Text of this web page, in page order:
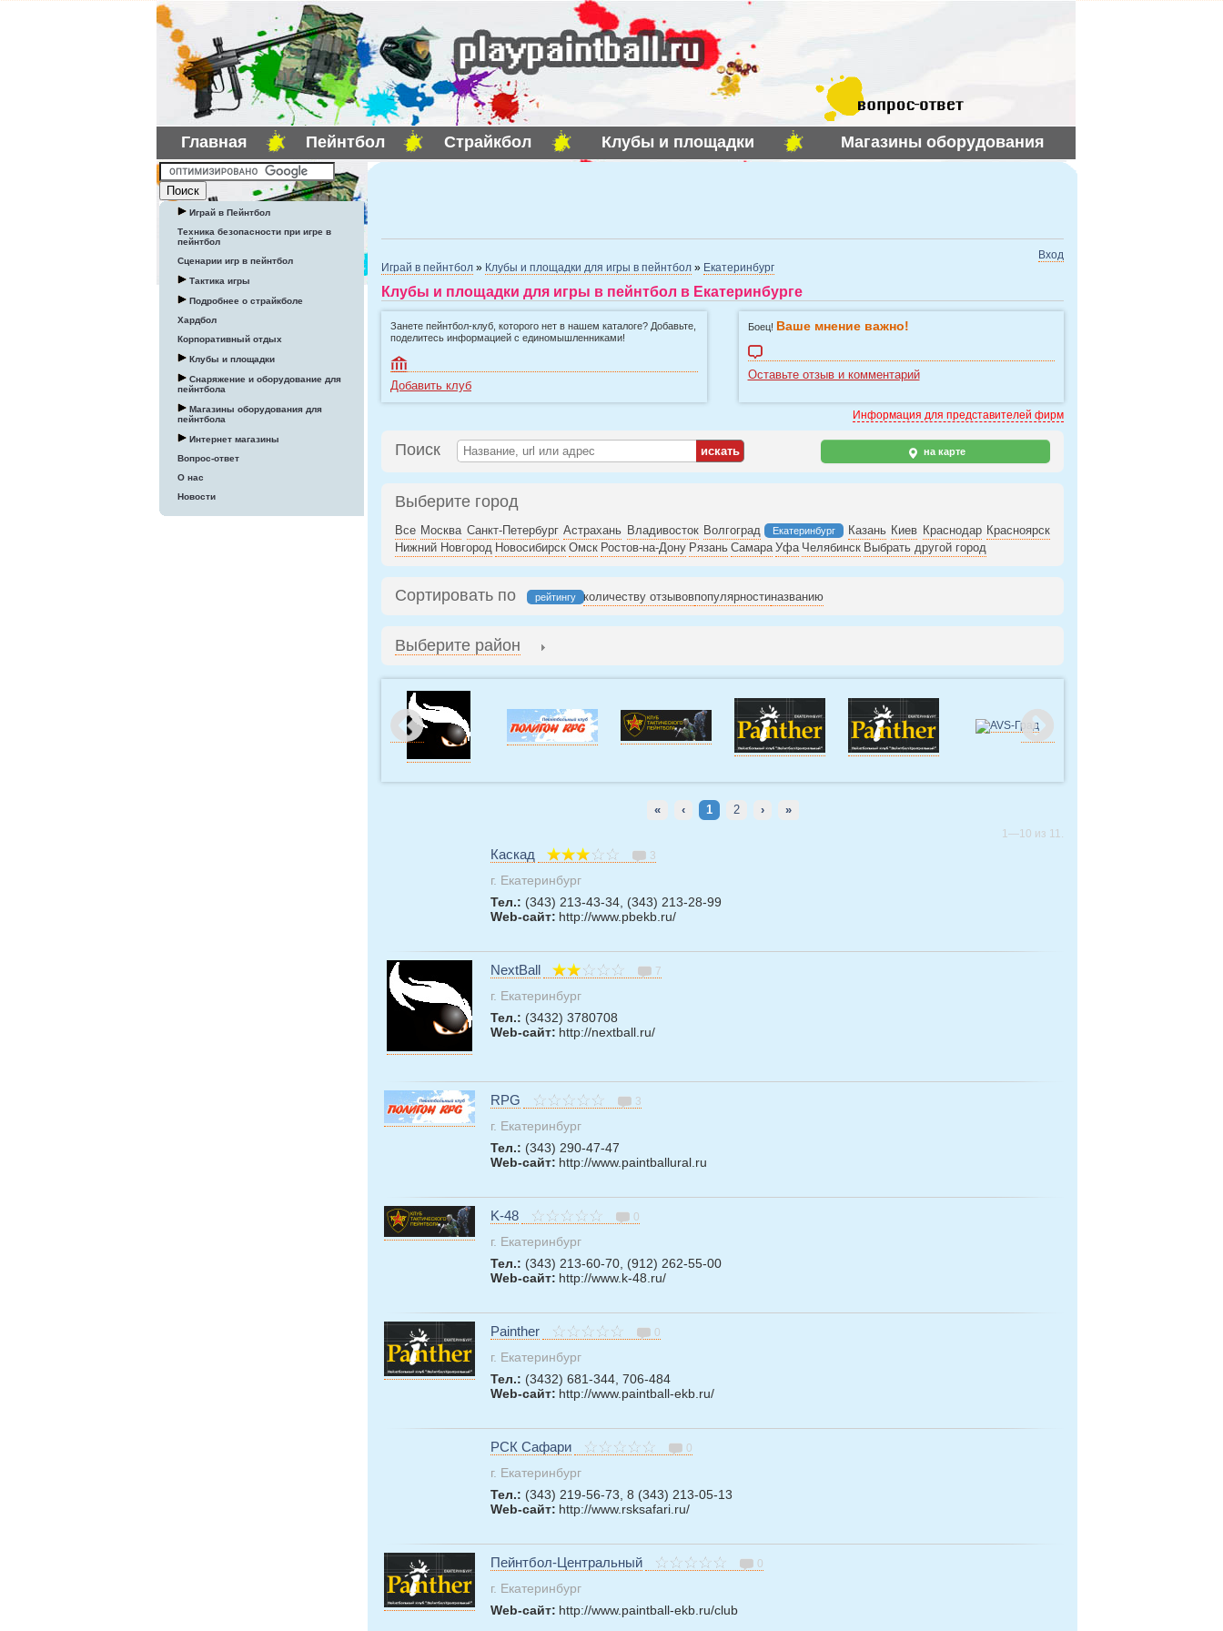
Главная Пейнтбол Страйкбол Клубы и площадки Магазины оборудования
Играй в Пейнтбол
Техника безопасности при игре в
пейнтбол
Сценарии игр в пейнтбол
Тактика игры
Подробнее о страйкболе
Хардбол
Корпоративный отдых
Клубы и площадки
Снаряжение и оборудование для
пейнтбола
Магазины оборудования для
пейнтбола
Интернет магазины
Вопрос-ответ
О нас
Новости
Вход
Играй в пейнтбол » Клубы и площадки для игры в пейнтбол » Екатеринбург
Клубы и площадки для игры в пейнтбол в Екатеринбурге
Занете пейнтбол-клуб, которого нет в нашем каталоге? Добавьте,
поделитесь информацией с единомышленниками!
Добавить клуб
Боец! Ваше мнение важно!
Оставьте отзыв и комментарий
Информация для представителей фирм
Поиск на карте
Выберите город
Все Москва Санкт-Петербург Астрахань Владивосток Волгоград Екатеринбург Казань Киев Краснодар Красноярск
Нижний Новгород Новосибирск Омск Ростов-на-Дону Рязань Самара Уфа Челябинск Выбрать другой город
Сортировать по рейтингу количеству отзывовпопулярностиназванию
Выберите район
« ‹ 1 2 › »
1—10 из 11.
Каскад 3
г. Екатеринбург
Тел.: (343) 213-43-34, (343) 213-28-99
Web-сайт: http://www.pbekb.ru/
NextBall 7
г. Екатеринбург
Тел.: (3432) 3780708
Web-сайт: http://nextball.ru/
RPG 3
г. Екатеринбург
Тел.: (343) 290-47-47
Web-сайт: http://www.paintballural.ru
K-48 0
г. Екатеринбург
Тел.: (343) 213-60-70, (912) 262-55-00
Web-сайт: http://www.k-48.ru/
Painther 0
г. Екатеринбург
Тел.: (3432) 681-344, 706-484
Web-сайт: http://www.paintball-ekb.ru/
РСК Сафари 0
г. Екатеринбург
Тел.: (343) 219-56-73, 8 (343) 213-05-13
Web-сайт: http://www.rsksafari.ru/
Пейнтбол-Центральный 0
г. Екатеринбург
Web-сайт: http://www.paintball-ekb.ru/club